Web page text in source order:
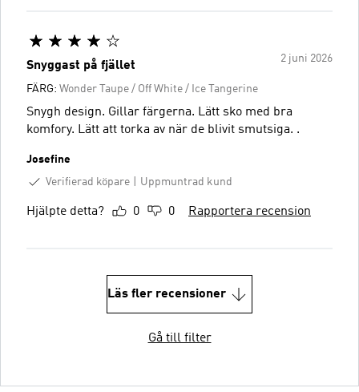
2 juni 2026
Snyggast på fjället
FÄRG: Wonder Taupe / Off White / Ice Tangerine
Snygh design. Gillar färgerna. Lätt sko med bra
komfory. Lätt att torka av när de blivit smutsiga. .
Josefine
Verifierad köpare
Uppmuntrad kund
Hjälpte detta? 0 0 Rapportera recension
Läs fler recensioner
Gå till filter